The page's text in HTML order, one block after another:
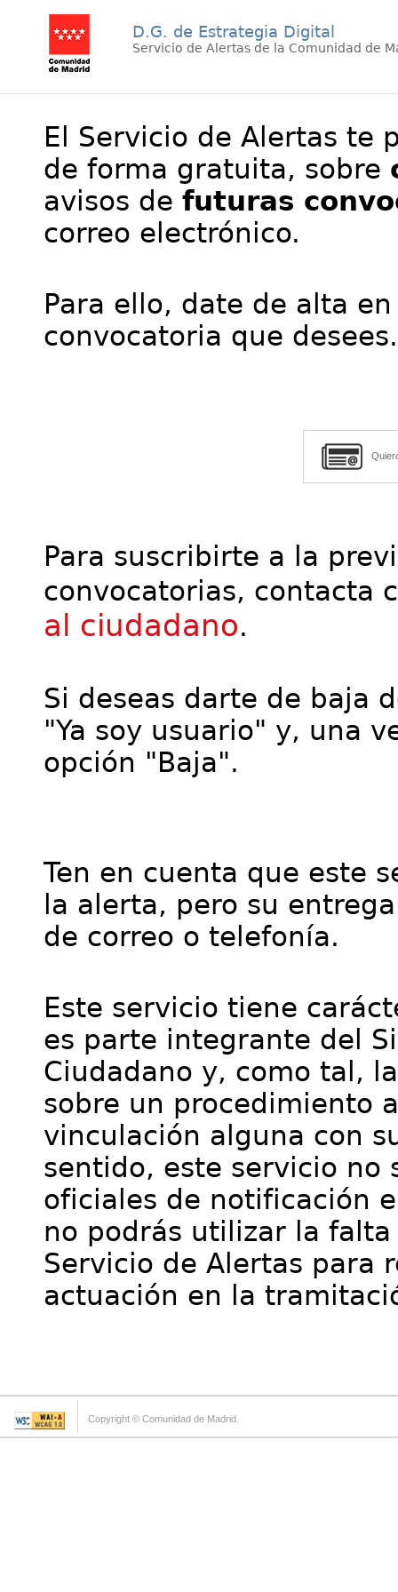
D.G. de Estrategia Digital
Servicio de Alertas de la Comunidad de
El Servicio de Alertas te
de forma gratuita, sobre
avisos de futuras
correo electrónico.
Para ello, date de alta
convocatoria que desees.
Para suscribirte a la
convocatorias, contacta
al ciudadano.
Si deseas darte de baja
"Ya soy usuario" y, una
opción "Baja".
Ten en cuenta que este
la alerta, pero su
de correo o telefonía.
Este servicio tiene
es parte integrante del
Ciudadano y, como tal,
sobre un procedimiento
vinculación alguna con
sentido, este servicio no
oficiales de notificación
no podrás utilizar la
Servicio de Alertas para
actuación en la
Copyright © Comunidad de Madrid.